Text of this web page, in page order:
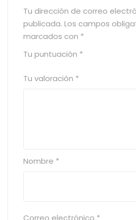
Tu dirección de correo
publicada. Los campos
marcados con *
Tu puntuación *
Tu valoración *
Nombre *